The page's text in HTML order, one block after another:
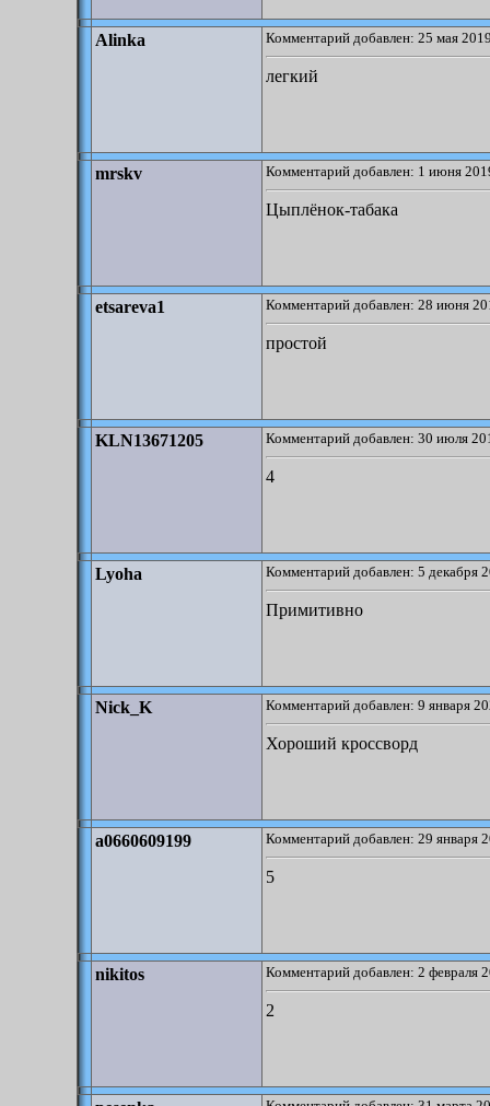
Alinka Комментарий добавлен: 25 мая
легкий
mrskv Комментарий добавлен: 1 июня
Цыплёнок-табака
etsareva1 Комментарий добавлен: 28 июня
простой
KLN13671205 Комментарий добавлен: 30 июля
4
Lyoha Комментарий добавлен: 5 декабря
Примитивно
Nick_K Комментарий добавлен: 9 января
Хороший кроссворд
a0660609199 Комментарий добавлен: 29 января
5
nikitos Комментарий добавлен: 2 февраля
2